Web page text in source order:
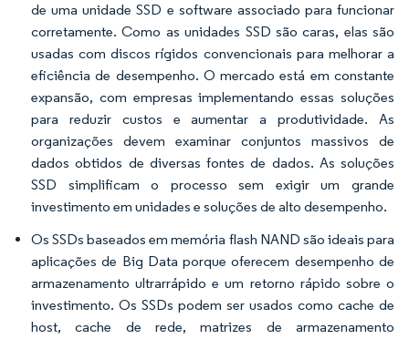
de uma unidade SSD e software associado para funcionar
corretamente. Como as unidades SSD são caras, elas são
usadas com discos rígidos convencionais para melhorar a
eficiência de desempenho. O mercado está em constante
expansão, com empresas implementando essas soluções
para reduzir custos e aumentar a produtividade. As
organizações devem examinar conjuntos massivos de
dados obtidos de diversas fontes de dados. As soluções
SSD simplificam o processo sem exigir um grande
investimento em unidades e soluções de alto desempenho.
Os SSDs baseados em memória flash NAND são ideais para
aplicações de Big Data porque oferecem desempenho de
armazenamento ultrarrápido e um retorno rápido sobre o
investimento. Os SSDs podem ser usados como cache de
host, cache de rede, matrizes de armazenamento